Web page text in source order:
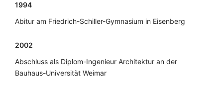
1994
Abitur am Friedrich-Schiller-Gymnasium in Eisenberg
2002
Abschluss als Diplom-Ingenieur Architektur an der
Bauhaus-Universität Weimar